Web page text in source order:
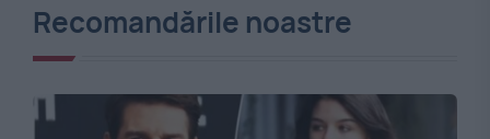
Recomandările noastre